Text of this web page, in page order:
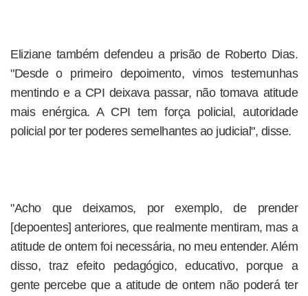
Eliziane também defendeu a prisão de Roberto Dias.
"Desde o primeiro depoimento, vimos testemunhas
mentindo e a CPI deixava passar, não tomava atitude
mais enérgica. A CPI tem força policial, autoridade
policial por ter poderes semelhantes ao judicial", disse.
"Acho que deixamos, por exemplo, de prender
[depoentes] anteriores, que realmente mentiram, mas a
atitude de ontem foi necessária, no meu entender. Além
disso, traz efeito pedagógico, educativo, porque a
gente percebe que a atitude de ontem não poderá ter